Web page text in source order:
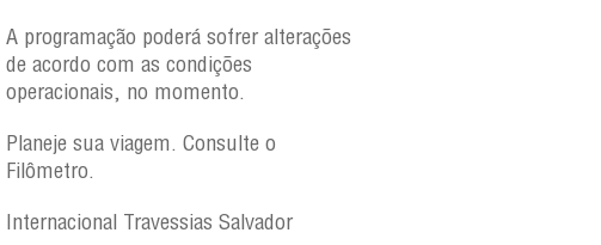
A programação poderá sofrer alterações
de acordo com as condições
operacionais, no momento.
Planeje sua viagem. Consulte o
Filômetro.
Internacional Travessias Salvador